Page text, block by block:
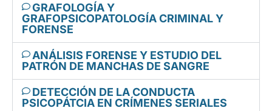
GRAFOLOGÍA Y
GRAFOPSICOPATOLOGÍA CRIMINAL Y
FORENSE
ANÁLISIS FORENSE Y ESTUDIO DEL
PATRÓN DE MANCHAS DE SANGRE
DETECCIÓN DE LA CONDUCTA
PSICOPÁTCIA EN CRÍMENES SERIALES